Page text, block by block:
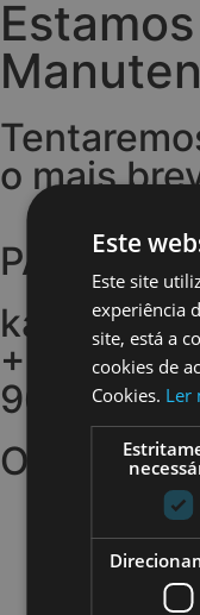
o mais
PARA
+351 914
968 644
Obrigado.
Este
Este site
experiência
site, está a
cookies de
Cookies. Ler